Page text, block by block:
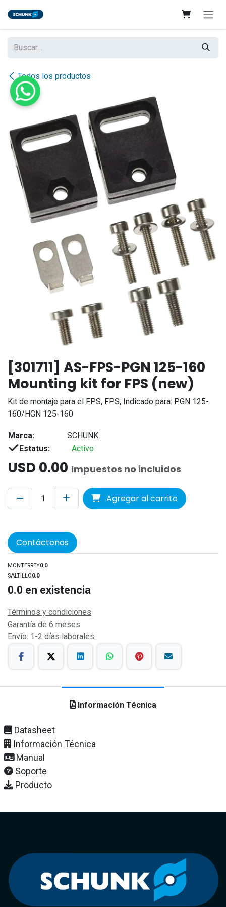
Todos los productos
[301711] AS-FPS-PGN 125-160
Mounting kit for FPS (new)
Kit de montaje para el FPS, FPS, Indicado para: PGN 125-
160/HGN 125-160
Marca:
SCHUNK
Estatus:
Activo
USD 0.00 Impuestos no incluidos
Agregar al carrito
Contáctenos
MONTERREY0.0
SALTILLO0.0
0.0 en existencia
Términos y condiciones
Garantía de 6 meses
Envío: 1-2 días laborales
Información Técnica
Datasheet
Información Técnica
Manual
Soporte
Producto